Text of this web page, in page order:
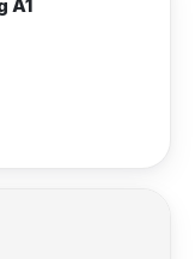
A1